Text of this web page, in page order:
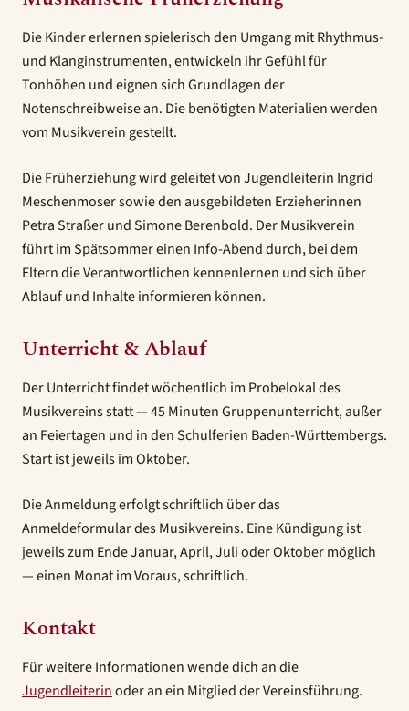
Die Kinder erlernen spielerisch den Umgang mit Rhythmus-
und Klanginstrumenten, entwickeln ihr Gefühl für
Tonhöhen und eignen sich Grundlagen der
Notenschreibweise an. Die benötigten Materialien werden
vom Musikverein gestellt.
Die Früherziehung wird geleitet von Jugendleiterin Ingrid
Meschenmoser sowie den ausgebildeten Erzieherinnen
Petra Straßer und Simone Berenbold. Der Musikverein
führt im Spätsommer einen Info-Abend durch, bei dem
Eltern die Verantwortlichen kennenlernen und sich über
Ablauf und Inhalte informieren können.
Unterricht & Ablauf
Der Unterricht findet wöchentlich im Probelokal des
Musikvereins statt — 45 Minuten Gruppenunterricht, außer
an Feiertagen und in den Schulferien Baden-Württembergs.
Start ist jeweils im Oktober.
Die Anmeldung erfolgt schriftlich über das
Anmeldeformular des Musikvereins. Eine Kündigung ist
jeweils zum Ende Januar, April, Juli oder Oktober möglich
— einen Monat im Voraus, schriftlich.
Kontakt
Für weitere Informationen wende dich an die
Jugendleiterinoder an ein Mitglied der Vereinsführung.